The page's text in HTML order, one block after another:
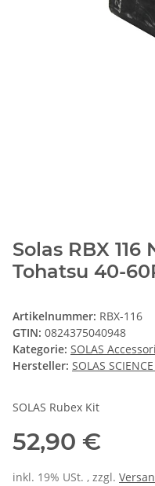
Solas RBX
Tohatsu 40-
Artikelnummer: RBX-116
GTIN: 0824375040948
Kategorie: SOLAS
Hersteller: SOLAS
SOLAS Rubex Kit
52,90 €
inkl. 19% USt. , zzgl.